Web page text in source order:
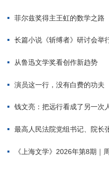
菲尔兹奖得主王虹的数学之路
长篇小说《斩缚者》研讨会举
从鲁迅文学奖看创作新趋势
演员这一行，没有白费的功夫
钱文亮：把远行看成了另一次
最高人民法院党组书记、院长
《上海文学》2026年第8期｜